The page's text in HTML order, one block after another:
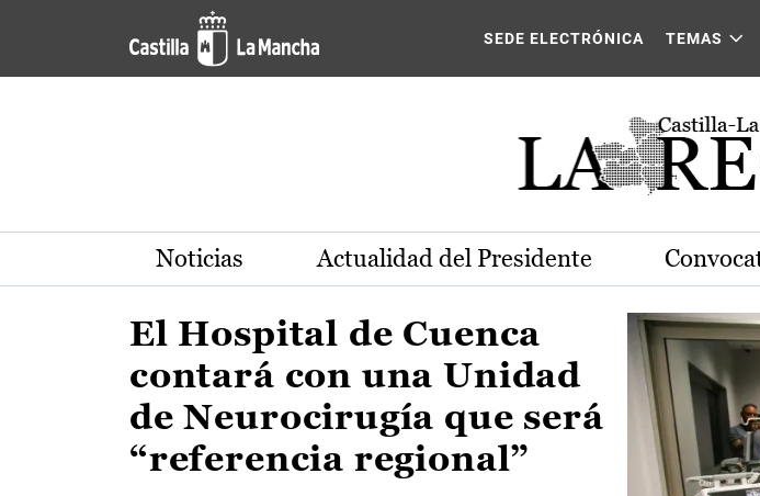
Pasar al contenido principal
Actualidad de la región de Castilla-La
SEDE ELECTRÓNICA TEMAS
Noticias Actualidad del Presidente
El Hospital de Cuenca
contará con una Unidad
de Neurocirugía que será
“referencia regional”